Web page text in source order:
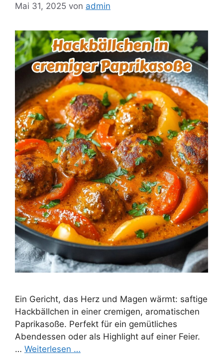
Mai 31, 2025 von admin
Ein Gericht, das Herz und Magen wärmt: saftige
Hackbällchen in einer cremigen, aromatischen
Paprikasoße. Perfekt für ein gemütliches
Abendessen oder als Highlight auf einer Feier.
… Weiterlesen …